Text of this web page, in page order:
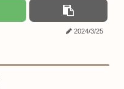
2024/3/25